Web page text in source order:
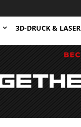
3D-DRUCK & LASER